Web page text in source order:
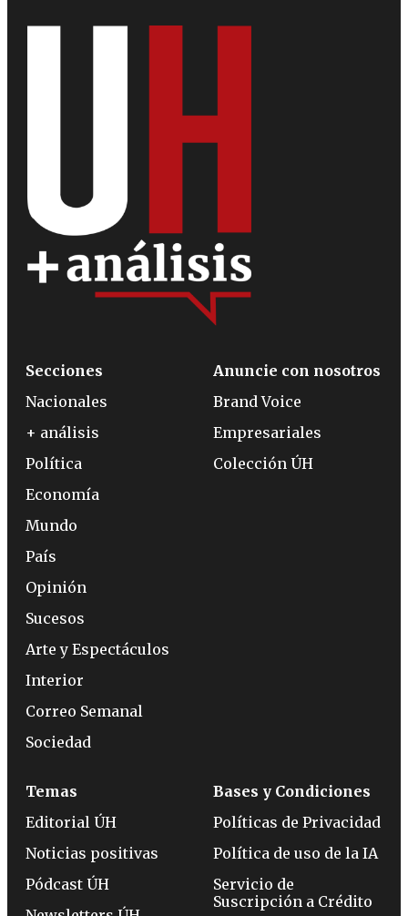
Secciones
Nacionales
+ análisis
Política
Economía
Mundo
País
Opinión
Sucesos
Arte y Espectáculos
Interior
Correo Semanal
Sociedad
Anuncie con nosotros
Brand Voice
Empresariales
Colección ÚH
Temas
Editorial ÚH
Noticias positivas
Pódcast ÚH
Bases y Condiciones
Políticas de Privacidad
Política de uso de la IA
Servicio de
Suscripción a Crédito